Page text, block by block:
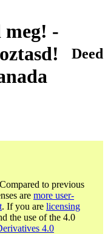
meg! -
Deed
to previous
are more user-
. If you are licensing
the use of the 4.0
4.0